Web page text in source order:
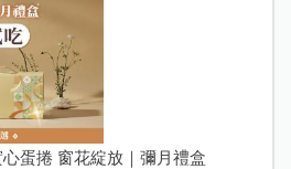
心蛋捲 窗花綻放｜彌月禮盒